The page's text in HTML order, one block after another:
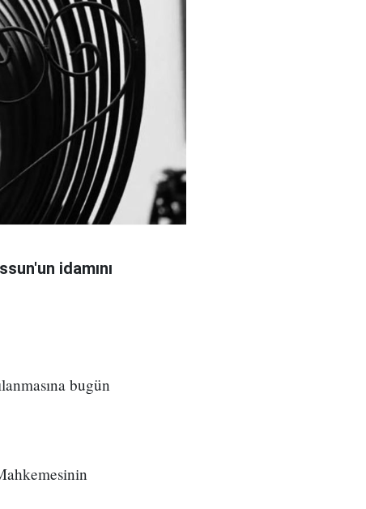
idamını
bugün